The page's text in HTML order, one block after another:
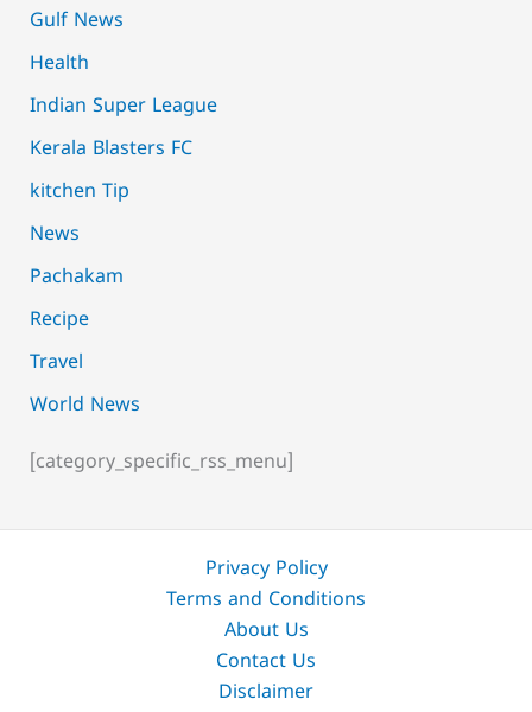
Gulf News
Health
Indian Super League
Kerala Blasters FC
kitchen Tip
News
Pachakam
Recipe
Travel
World News
[category_specific_rss_menu]
Privacy Policy
Terms and Conditions
About Us
Contact Us
Disclaimer